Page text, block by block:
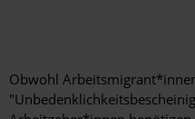
Obwohl